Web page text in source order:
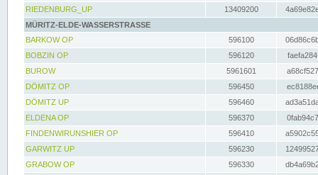
RIEDENBURG_UP
13409200
MÜRITZ-ELDE-WASSERSTRASSE
BARKOW OP
596100
BOBZIN OP
596120
BUROW
5961601
DÖMITZ OP
596450
DÖMITZ UP
596460
ELDENA OP
596370
FINDENWIRUNSHIER OP
596410
GARWITZ UP
596230
GRABOW OP
596330